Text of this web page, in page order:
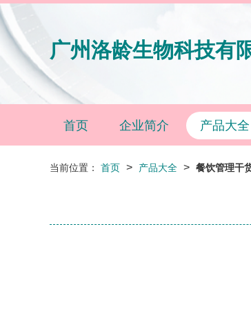
广州洛龄生物科技有
首页 企业简介 产品大全
当前位置： 首页 > 产品大全 > 餐饮管理干